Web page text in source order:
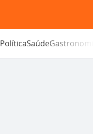
PolíticaSaúdeGastronomia